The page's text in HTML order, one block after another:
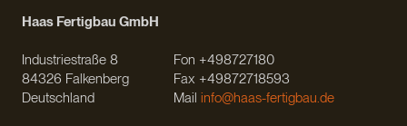
Haas Fertigbau GmbH
Industriestraße 8
84326 Falkenberg
Deutschland
Fon +498727180
Fax +49872718593
Mail info@haas-fertigbau.de